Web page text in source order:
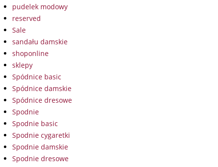
pudelek modowy
reserved
Sale
sandału damskie
shoponline
sklepy
Spódnice basic
Spódnice damskie
Spódnice dresowe
Spodnie
Spodnie basic
Spodnie cygaretki
Spodnie damskie
Spodnie dresowe